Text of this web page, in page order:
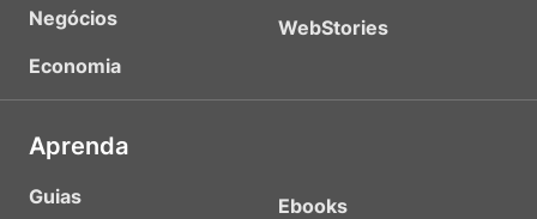
Negócios
Economia
WebStories
Aprenda
Guias
Ebooks